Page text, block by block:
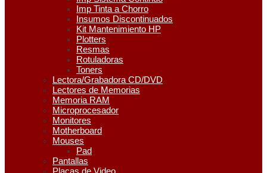
Imp Tinta a Chorro
Insumos Discontinuados
Kit Mantenimiento HP
Plotters
Resmas
Rotuladoras
Toners
Lectora/Grabadora CD/DVD
Lectores de Memorias
Memoria RAM
Microprocesador
Monitores
Motherboard
Mouses
Pad
Pantallas
Placas de Video